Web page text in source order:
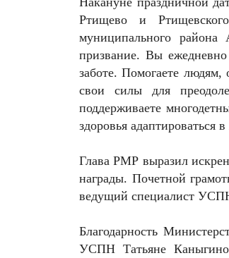
Ртищево и
муниципального
призвание. Вы
заботе. Помогаете
свои силы для
поддерживаете
здоровья адаптироваться
Глава РМР выразил
награды. Почетной
ведущий специалист
Благодарность
УСПН Татьяне